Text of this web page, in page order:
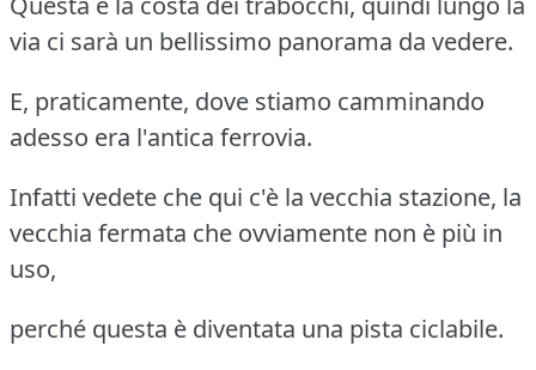
via ci sarà un bellissimo panorama da vedere.
E, praticamente, dove stiamo camminando
adesso era l'antica ferrovia.
Infatti vedete che qui c'è la vecchia stazione, la
vecchia fermata che ovviamente non è più in
uso,
perché questa è diventata una pista ciclabile.